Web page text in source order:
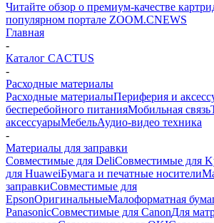
Читайте обзор о премиум-качестве
популярном портале ZOOM.CNEWS
Главная
-
Каталог CACTUS
-
Расходные материалы
Расходные материалыПериферия и
бесперебойного питанияМобильная связь
аксессуарыМебельАудио-видео техника
-
Материалы для заправки
Совместимые для DeliСовместимые для
для HuaweiБумага и печатные носители
заправкиСовместимые для
EpsonОригинальныеМалоформатная
PanasonicСовместимые для CanonДля